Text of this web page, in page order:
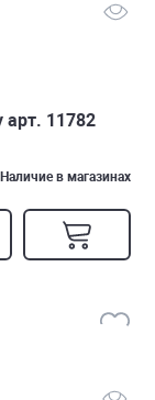
11782
Наличие в магазинах